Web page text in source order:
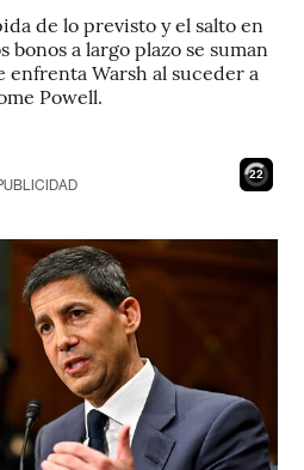
de lo previsto y el salto en
a largo plazo se suman
enfrenta Warsh al suceder a
Powell.
21